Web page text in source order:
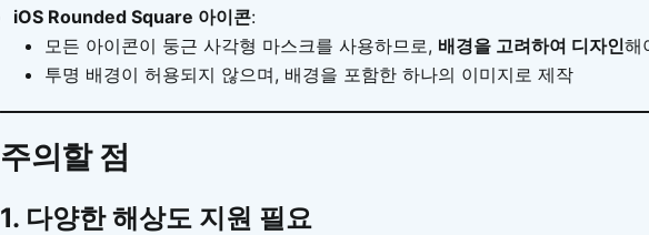
iOS Rounded Square 아이콘:
모든 아이콘이 둥근 사각형 마스크를 사용하므로, 배경을 고려하여 디자인해
투명 배경이 허용되지 않으며, 배경을 포함한 하나의 이미지로 제작
주의할 점
1. 다양한 해상도 지원 필요